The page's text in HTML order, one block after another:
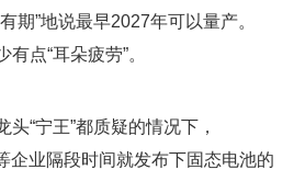
期”地说最早2027年可以量产。
点“耳朵疲劳”。
“宁王”都质疑的情况下，
企业隔段时间就发布下固态电池的